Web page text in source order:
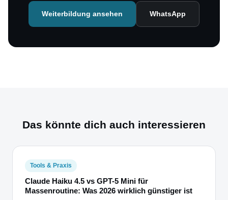
Weiterbildung ansehen WhatsApp
Das könnte dich auch interessieren
Tools & Praxis
Claude Haiku 4.5 vs GPT-5 Mini für
Massenroutine: Was 2026 wirklich günstiger ist